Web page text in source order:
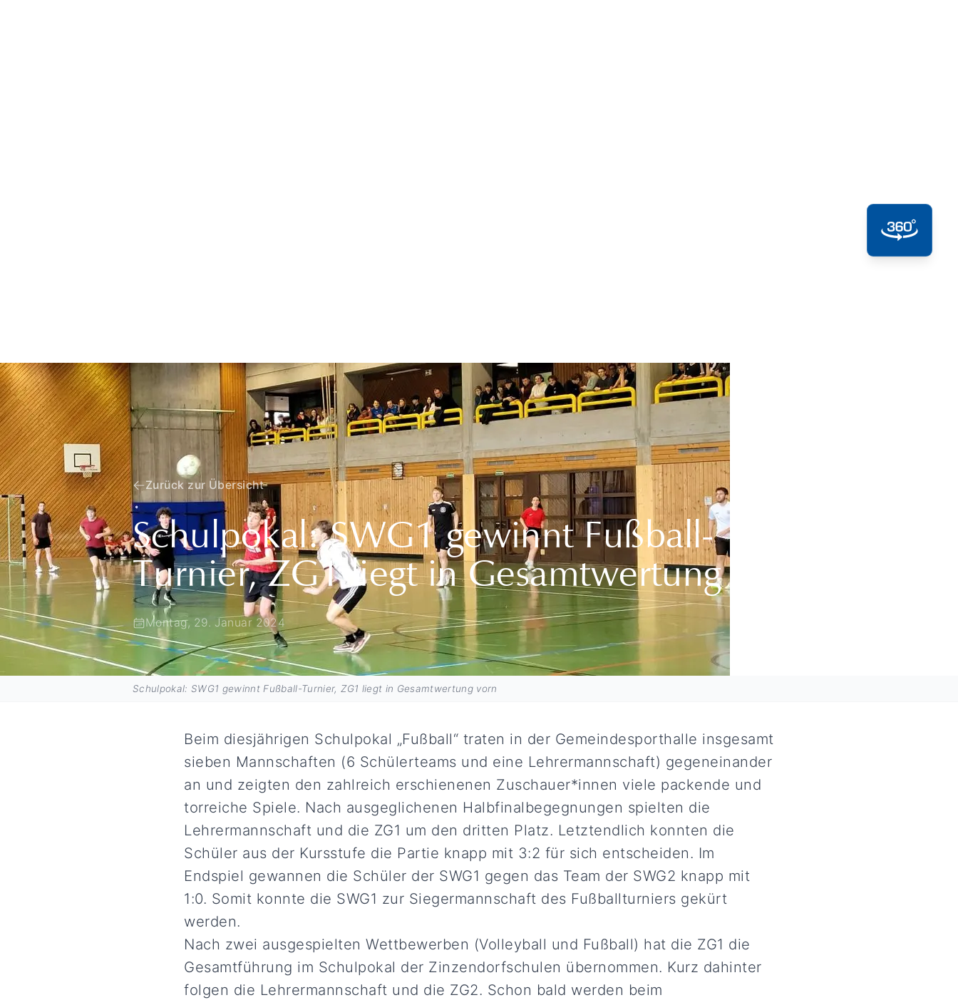
Zurück zur Übersicht
Schulpokal: SWG1 gewinnt Fußball-
Turnier, ZG1 liegt in Gesamtwertung vorn
Montag, 29. Januar 2024
Schulpokal: SWG1 gewinnt Fußball-Turnier, ZG1 liegt in Gesamtwertung vorn
Beim diesjährigen Schulpokal „Fußball“ traten in der Gemeindesporthalle insgesamt
sieben Mannschaften (6 Schülerteams und eine Lehrermannschaft) gegeneinander
an und zeigten den zahlreich erschienenen Zuschauer*innen viele packende und
torreiche Spiele. Nach ausgeglichenen Halbfinalbegegnungen spielten die
Lehrermannschaft und die ZG1 um den dritten Platz. Letztendlich konnten die
Schüler aus der Kursstufe die Partie knapp mit 3:2 für sich entscheiden. Im
Endspiel gewannen die Schüler der SWG1 gegen das Team der SWG2 knapp mit
1:0. Somit konnte die SWG1 zur Siegermannschaft des Fußballturniers gekürt
werden.
Nach zwei ausgespielten Wettbewerben (Volleyball und Fußball) hat die ZG1 die
Gesamtführung im Schulpokal der Zinzendorfschulen übernommen. Kurz dahinter
folgen die Lehrermannschaft und die ZG2. Schon bald werden beim